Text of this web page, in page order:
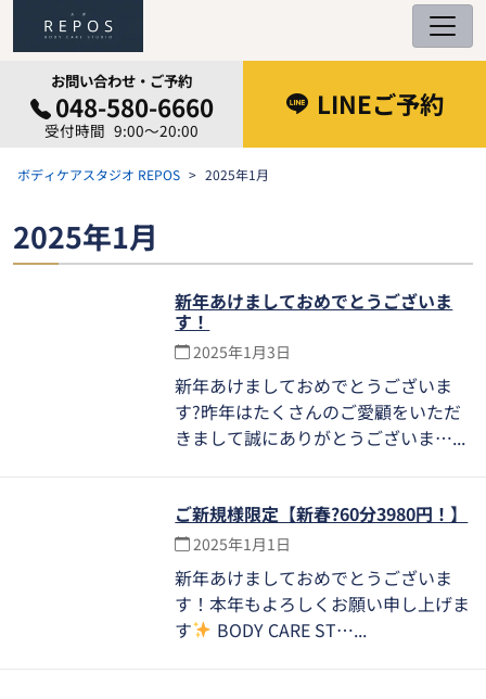
プ
お問い合わせ・ご予約
048-580-6660
9:00～20:00
LINEご予約
ボディケアスタジオ REPOS 2025年1月
2025年1月
新年あけましておめでとうございま
す！
2025年1月3日
新年あけましておめでとうございま
す?昨年はたくさんのご愛顧をいただ
きまして誠にありがとうございま…
ご新規様限定【新春?60分3980円！】
2025年1月1日
新年あけましておめでとうございま
す！本年もよろしくお願い申し上げま
す
BODY CARE ST…